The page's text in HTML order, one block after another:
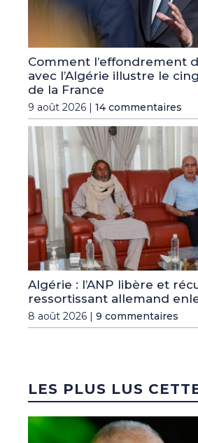
Comment l’effondrement
avec l’Algérie illustre le
de la France
9 août 2026 | 14 commentaires
Algérie : l’ANP libère et
ressortissant allemand
8 août 2026 | 9 commentaires
LES PLUS LUS